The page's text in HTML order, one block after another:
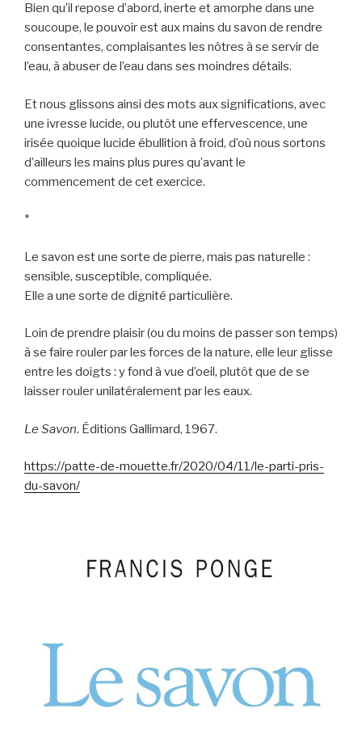
Bien qu’il repose d’abord, inerte et amorphe dans une
soucoupe, le pouvoir est aux mains du savon de rendre
consentantes, complaisantes les nôtres à se servir de
l’eau, à abuser de l’eau dans ses moindres détails.
Et nous glissons ainsi des mots aux significations, avec
une ivresse lucide, ou plutôt une effervescence, une
irisée quoique lucide ébullition à froid, d’où nous sortons
d’ailleurs les mains plus pures qu’avant le
commencement de cet exercice.
*
Le savon est une sorte de pierre, mais pas naturelle :
sensible, susceptible, compliquée.
Elle a une sorte de dignité particulière.
Loin de prendre plaisir (ou du moins de passer son temps)
à se faire rouler par les forces de la nature, elle leur glisse
entre les doigts : y fond à vue d’oeil, plutôt que de se
laisser rouler unilatéralement par les eaux.
Le Savon. Éditions Gallimard, 1967.
https://patte-de-mouette.fr/2020/04/11/le-parti-pris-
du-savon/